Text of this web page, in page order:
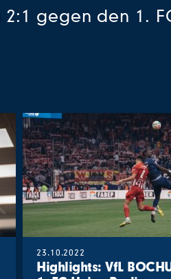
gegen den 1.
23.10.2022
Highlights: VfL